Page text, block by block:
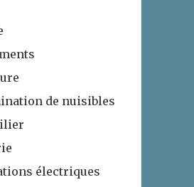
de nuisibles
électriques